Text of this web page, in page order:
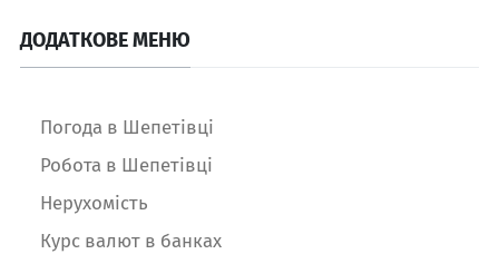
ДОДАТКОВЕ МЕНЮ
Погода в Шепетівці
Робота в Шепетівці
Нерухомість
Курс валют в банках